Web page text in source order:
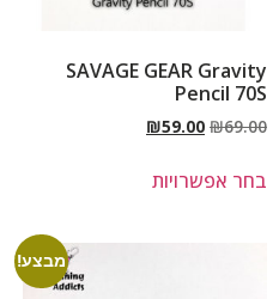
SAVAGE GEAR Gravity
Pencil 70S
₪69.00
₪59.00
בחר אפשרויות
מבצע!